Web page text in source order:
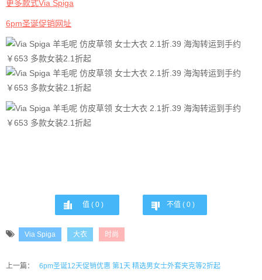
更多款式Via Spiga
6pm圣诞促销网址
值 ( 0 ) 不值 ( 0 )
Via Spiga 大衣 时尚
上一篇： 6pm圣诞12天促销优惠 第1天 精选男女士外套夹克等2折起